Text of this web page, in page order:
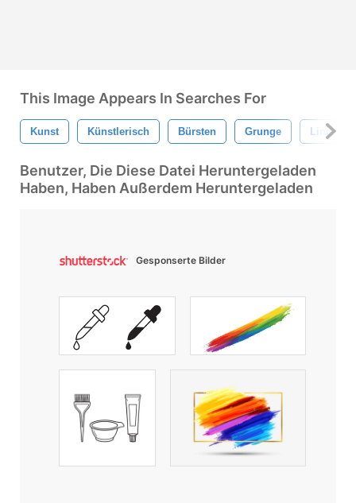
This Image Appears In Searches For
Kunst Künstlerisch Bürsten Grunge Linien
Benutzer, Die Diese Datei Heruntergeladen
Haben, Haben Außerdem Heruntergeladen
Gesponserte Bilder